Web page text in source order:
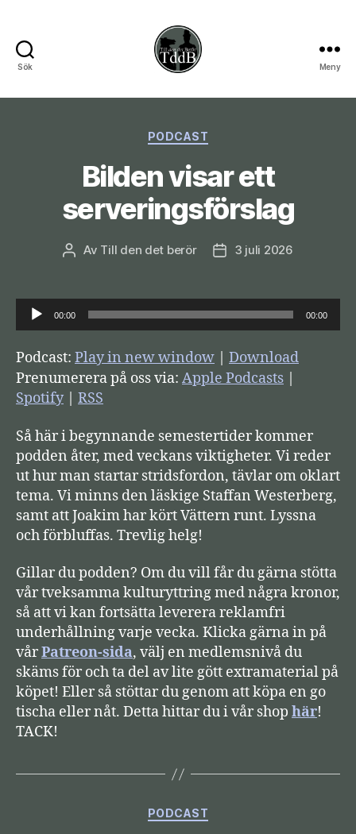
Sök
det
berör
Meny
Kategorier
PODCAST
Bilden visar ett
serveringsförslag
Inläggsförfattare
Av Till den det berör Inläggsdatum
3 juli 2026
j
u
d
s
e
l
a
r
e
00:00 00:00
Podcast: Play in new window
Download
Prenumerera på oss via: Apple Podcasts
Spotify| RSS
Så här i begynnande semestertider kommer
podden åter, med veckans viktigheter. Vi reder
ut hur man startar stridsfordon, tävlar om oklart
tema. Vi minns den läskige Staffan Westerberg,
samt att Joakim har kört Vättern runt. Lyssna
och förbluffas. Trevlig helg!
Gillar du podden? Om du vill får du gärna stötta
vår tveksamma kulturyttring med några kronor,
så att vi kan fortsätta leverera reklamfri
underhållning varje vecka. Klicka gärna in på
vårPatreon-sida, välj en medlemsnivå du
skäms för och ta del av lite gött extramaterial på
köpet! Eller så stöttar du genom att köpa en go
tischa eller nåt. Detta hittar du i vår shop här!
TACK!
Kategorier
PODCAST